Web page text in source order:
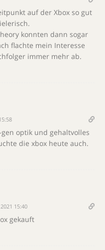
auf der Xbox so gut
konnten dann sogar
flachte mein Interesse
immer mehr ab.
optik und gehaltvolles
die xbox heute auch.
15:40
gekauft